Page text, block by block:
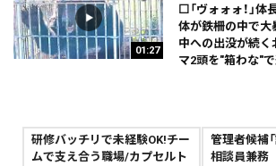
01:27
⬜「ヴォォォ！」
体が鉄柵の中で
中への出没が続
マ2頭を"箱わな"
研修バッチリで未経験OK!チー
ムで支え合う職場/カプセルト
管理者候補
相談員兼務